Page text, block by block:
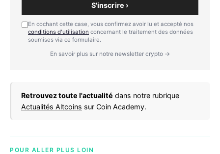
S'inscrire ›
En cochant cette case, vous confirmez avoir lu et accepté nos
conditions d'utilisation concernant le traitement des données
soumises via ce formulaire.
En savoir plus sur notre newsletter crypto →
Retrouvez toute l'actualité dans notre rubrique
Actualités Altcoins sur Coin Academy.
POUR ALLER PLUS LOIN